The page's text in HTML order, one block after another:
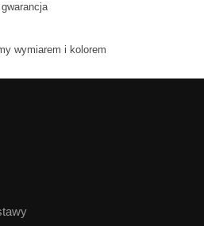
wymiarem i kolorem